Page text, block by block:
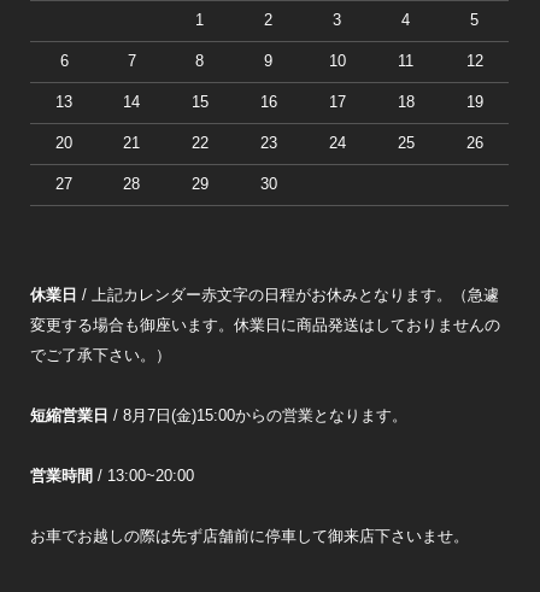
1 2 3 4 5
6 7 8 9 10 11 12
13 14 15 16 17 18 19
20 21 22 23 24 25 26
27 28 29 30
休業日 / 上記カレンダー赤文字の日程がお休みとなります。（急遽
変更する場合も御座います。休業日に商品発送はしておりませんの
でご了承下さい。）
短縮営業日 / 8月7日(金)15:00からの営業となります。
営業時間 / 13:00~20:00
お車でお越しの際は先ず店舗前に停車して御来店下さいませ。